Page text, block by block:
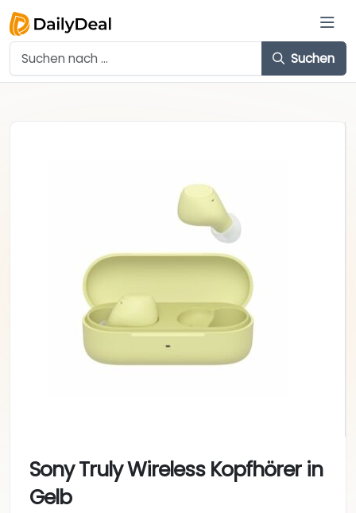
Suchen
Sony Truly Wireless Kopfhörer in
Gelb